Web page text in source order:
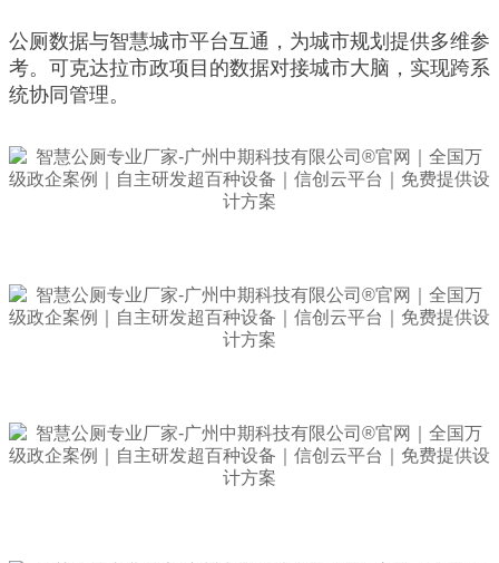
公厕数据与智慧城市平台互通，为城市规划提供多维参
考。可克达拉市政项目的数据对接城市大脑，实现跨系
统协同管理。